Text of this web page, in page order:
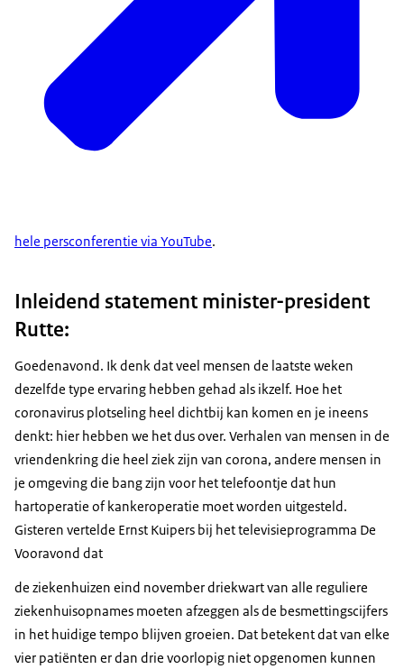
hele persconferentie via YouTube.
Inleidend statement minister-president
Rutte:
Goedenavond. Ik denk dat veel mensen de laatste weken
dezelfde type ervaring hebben gehad als ikzelf. Hoe het
coronavirus plotseling heel dichtbij kan komen en je ineens
denkt: hier hebben we het dus over. Verhalen van mensen in de
vriendenkring die heel ziek zijn van corona, andere mensen in
je omgeving die bang zijn voor het telefoontje dat hun
hartoperatie of kankeroperatie moet worden uitgesteld.
Gisteren vertelde Ernst Kuipers bij het televisieprogramma De
Vooravond dat
de ziekenhuizen eind november driekwart van alle reguliere
ziekenhuisopnames moeten afzeggen als de besmettingscijfers
in het huidige tempo blijven groeien. Dat betekent dat van elke
vier patiënten er dan drie voorlopig niet opgenomen kunnen